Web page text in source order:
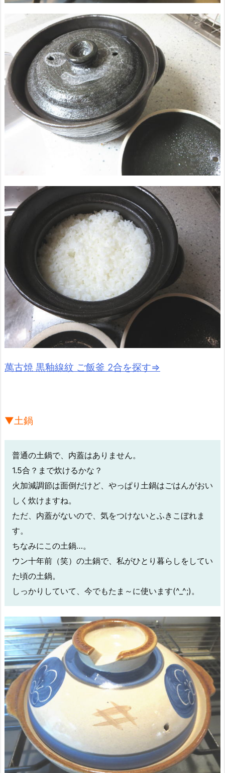
萬古焼 黒釉線紋 ご飯釜 2合を探す⇒
▼土鍋
普通の土鍋で、内蓋はありません。
1.5合？まで炊けるかな？
火加減調節は面倒だけど、やっぱり土鍋はごはんがおい
しく炊けますね。
ただ、内蓋がないので、気をつけないとふきこぼれま
す。
ちなみにこの土鍋…。
ウン十年前（笑）の土鍋で、私がひとり暮らしをしてい
た頃の土鍋。
しっかりしていて、今でもたま～に使います(^_^;)。